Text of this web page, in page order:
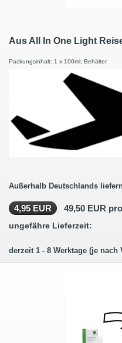
Packungsinhalt: 1 x 100ml; Behälter
Außerhalb Deutschlands liefern wir
4,95 EUR 49,50 EUR
ungefähre Lieferzeit:
derzeit 1 - 8 Werktage (je nach